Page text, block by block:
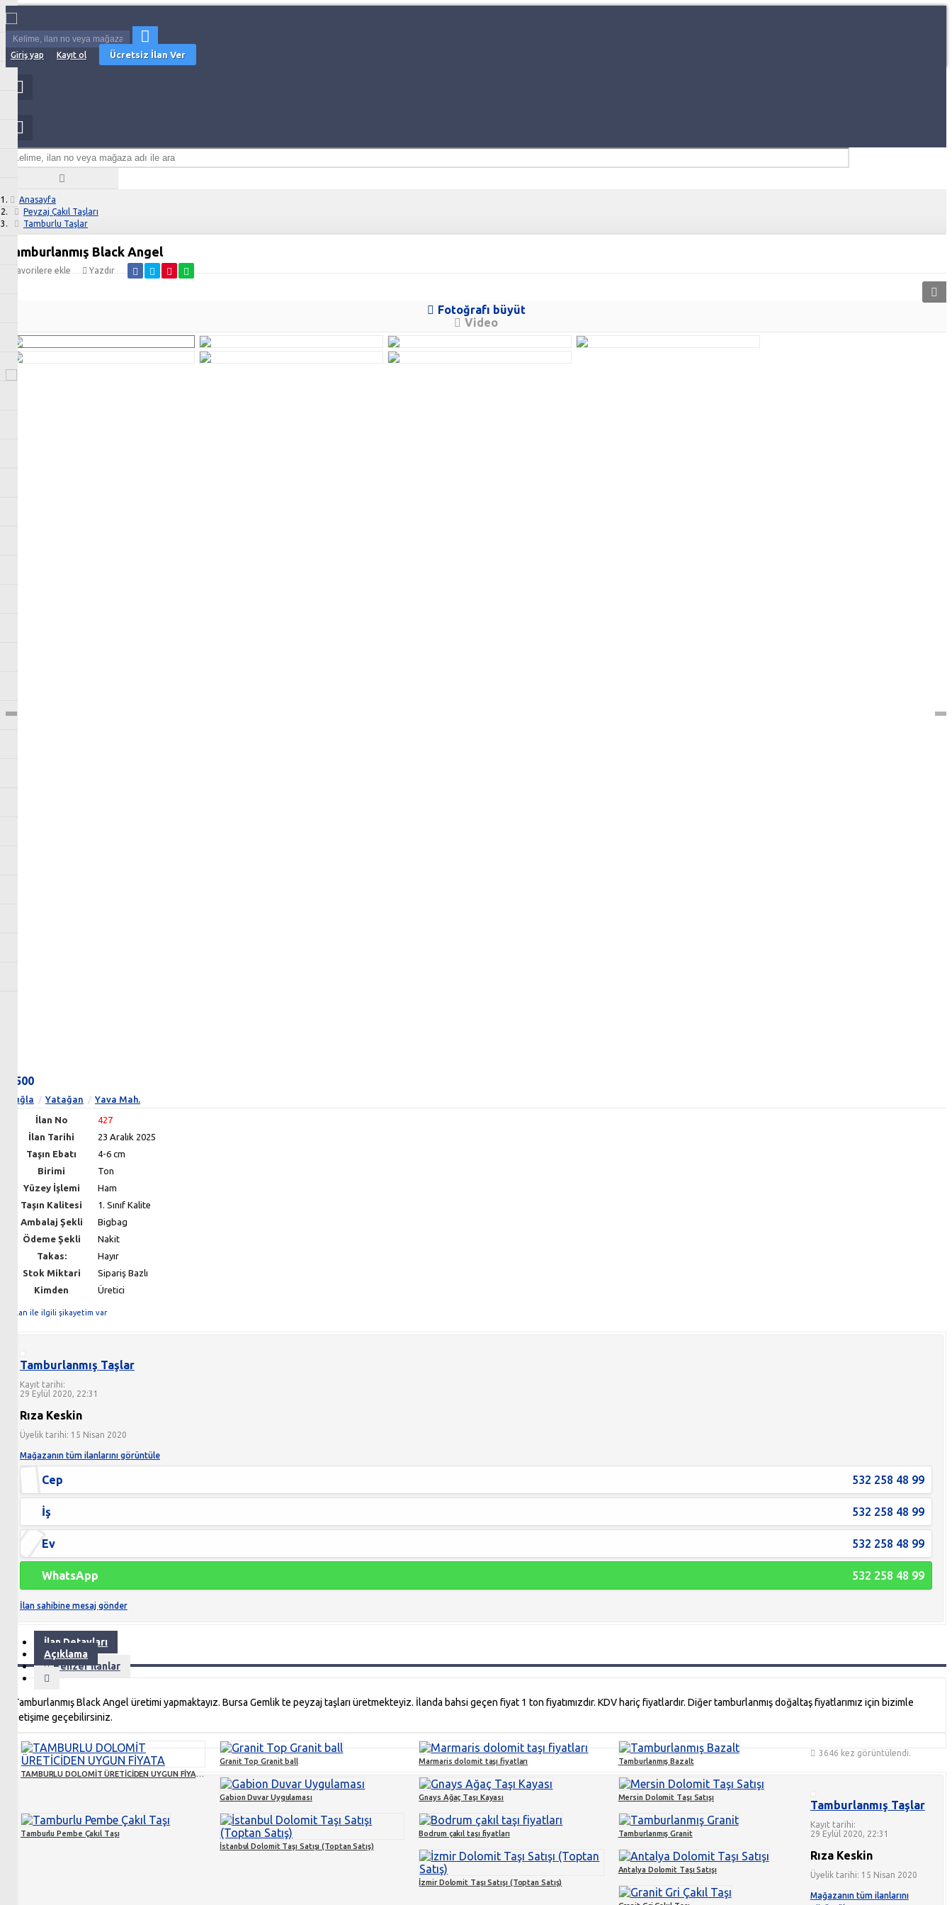
Giriş yap Kayıt ol Ücretsiz İlan Ver
Anasayfa
Peyzaj Çakıl Taşları
Tamburlu Taşlar
Tamburlanmış Black Angel
Favorilere ekle Yazdır
Fotoğrafı büyüt
Video
5.500
Muğla Yatağan Yava Mah.
İlan No
427
İlan Tarihi
23 Aralık 2025
Taşın Ebatı
4-6 cm
Birimi
Ton
Yüzey İşlemi
Ham
Taşın Kalitesi
1. Sınıf Kalite
Ambalaj Şekli
Bigbag
Ödeme Şekli
Nakit
Takas:
Hayır
Stok Miktari
Sipariş Bazlı
Kimden
Üretici
İlan ile ilgili şikayetim var
Tamburlanmış Taşlar
Kayıt tarihi:
29 Eylül 2020, 22:31
Rıza Keskin
Üyelik tarihi: 15 Nisan 2020
Mağazanın tüm ilanlarını görüntüle
Cep 532 258 48 99
İş 532 258 48 99
Ev 532 258 48 99
WhatsApp 532 258 48 99
İlan sahibine mesaj gönder
İlan Detayları
Açıklama
Benzer İlanlar
Tamburlanmış Black Angel üretimi yapmaktayız. Bursa Gemlik te peyzaj taşları üretmekteyiz. İlanda bahsi geçen fiyat 1 ton fiyatımızdır. KDV hariç fiyatlardır. Diğer tamburlanmış doğaltaş fiyatlarımız için bizimle
iletişime geçebilirsiniz.
TAMBURLU DOLOMİT ÜRETİCİDEN UYGUN FİYATA
Granit Top Granit ball Marmaris dolomit taşı fiyatları Tamburlanmış Bazalt
Gabion Duvar Uygulaması Gnays Ağaç Taşı Kayası Mersin Dolomit Taşı Satışı
Tamburlu Pembe Çakıl Taşı
İstanbul Dolomit Taşı Satışı (Toptan Satış)
Bodrum çakıl taşı fiyatları Tamburlanmış Granit
İzmir Dolomit Taşı Satışı (Toptan Satış)
Antalya Dolomit Taşı Satışı
3646 kez görüntülendi.
Tamburlanmış Taşlar
Kayıt tarihi:
29 Eylül 2020, 22:31
Rıza Keskin
Üyelik tarihi: 15 Nisan 2020
Mağazanın tüm ilanlarını